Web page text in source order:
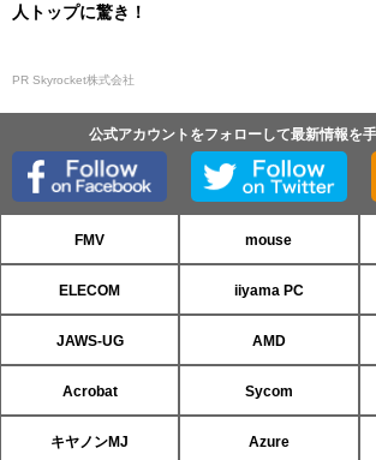
人トップに驚き！
PR Skyrocket株式会社
公式アカウントをフォローして最新情報を
FMV mouse
ELECOM iiyama PC
JAWS-UG AMD
Acrobat Sycom
キヤノンMJ Azure